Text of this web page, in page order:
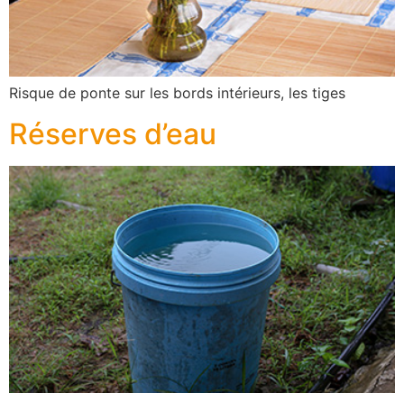
Risque de ponte sur les bords intérieurs, les tiges
Réserves d’eau